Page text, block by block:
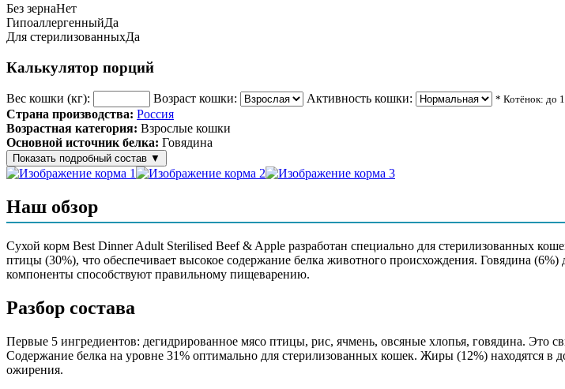
Без зернаНет
ГипоаллергенныйДа
Для стерилизованныхДа
Калькулятор порций
Вес кошки (кг): Возраст кошки: Активность кошки: * Котёнок: до
Страна производства: Россия
Возрастная категория: Взрослые кошки
Основной источник белка: Говядина
Показать подробный состав ▼
Дегидрированное мясо птицы 30% (индейки 20%, курицы 10%), рис, ячмень, хлопья овсяные,
Аналитический состав
триптофан 0,2%, омега-3 жирные кислоты 0,26%, омега-6 жирные кислоты 2,2%, влага не более 8,0%
Дополнительные ингредиенты
Яблоко, розмарин, шиповник, юкка Шидигера, таурин, DL-метионин
Наш обзор
Сухой корм Best Dinner Adult Sterilised Beef & Apple разработан специально для стерилизованных
птицы (30%), что обеспечивает высокое содержание белка животного происхождения. Говядина
компоненты способствуют правильному пищеварению.
Разбор состава
Первые 5 ингредиентов: дегидрированное мясо птицы, рис, ячмень, овсяные хлопья, говядина. Это
Содержание белка на уровне 31% оптимально для стерилизованных кошек. Жиры (12%) находятся
ожирения.